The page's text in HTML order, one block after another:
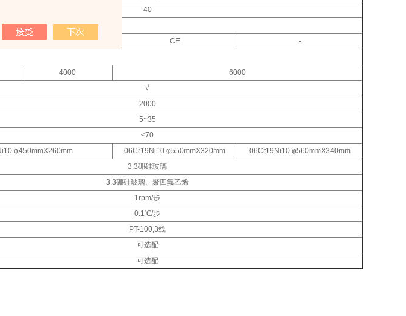
40
- CE
-
4000
6000
√
2000
5~35
≤70
φ450mmX260mm 06Cr19Ni10 φ550mmX320mm
06Cr19Ni10 φ560mmX340mm
3.3硼硅玻璃
3.3硼硅玻璃、聚四氟乙烯
1rpm/步
0.1℃/步
PT-100,3线
可选配
可选配